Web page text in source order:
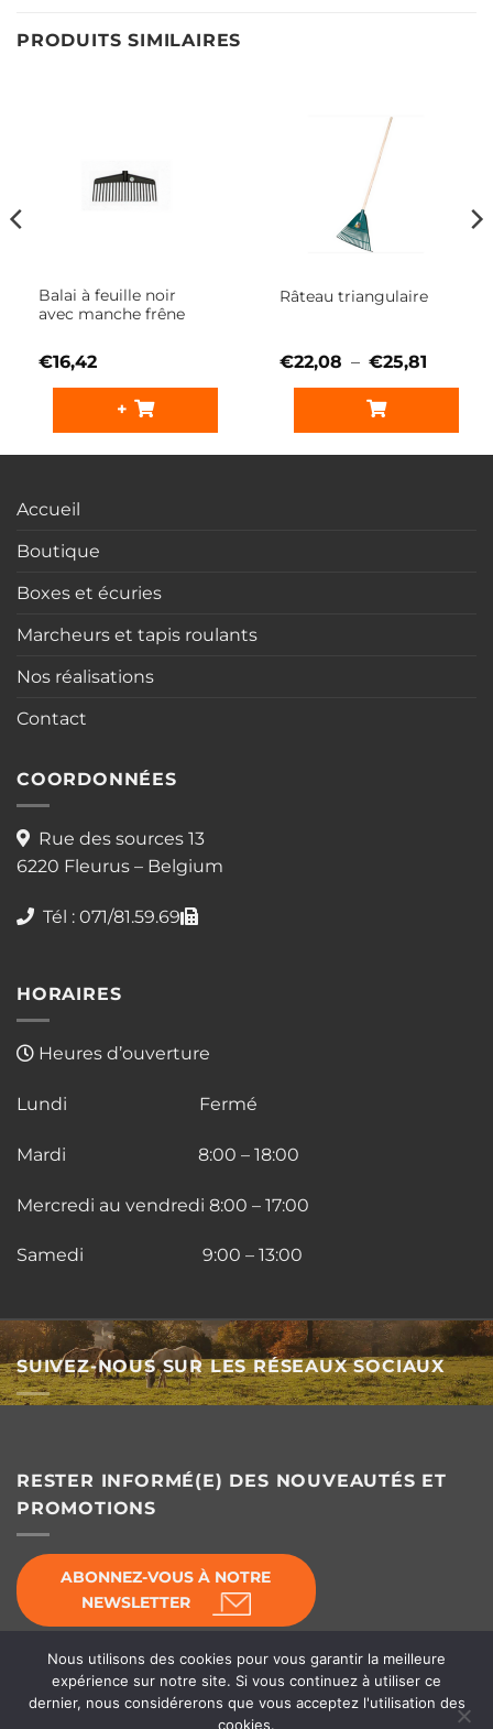
PRODUITS SIMILAIRES
Balai à feuille noir
avec manche frêne
€16,42
+
Râteau triangulaire
€22,08 – €25,81Plage
prix :
à
Accueil
Boutique
Boxes et écuries
Marcheurs et tapis roulants
Nos réalisations
Contact
COORDONNÉES
Rue des sources 13
6220 Fleurus – Belgium
Tél : 071/81.59.69
HORAIRES
Heures d’ouverture
Lundi Fermé
Mardi 8:00 – 18:00
Mercredi au vendredi 8:00 – 17:00
Samedi 9:00 – 13:00
SUIVEZ-NOUS SUR LES RÉSEAUX SOCIAUX
RESTER INFORMÉ(E) DES NOUVEAUTÉS ET
PROMOTIONS
ABONNEZ-VOUS À NOTRE
NEWSLETTER
© Horse's Line 2026 - Équipement d'écurie
Nous utilisons des cookies pour vous garantir la meilleure
expérience sur notre site. Si vous continuez à utiliser ce
dernier, nous considérerons que vous acceptez l'utilisation des
cookies.